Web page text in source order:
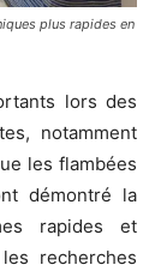
plus rapides en
lors des
notamment
les flambées
démontré la
rapides et
recherches